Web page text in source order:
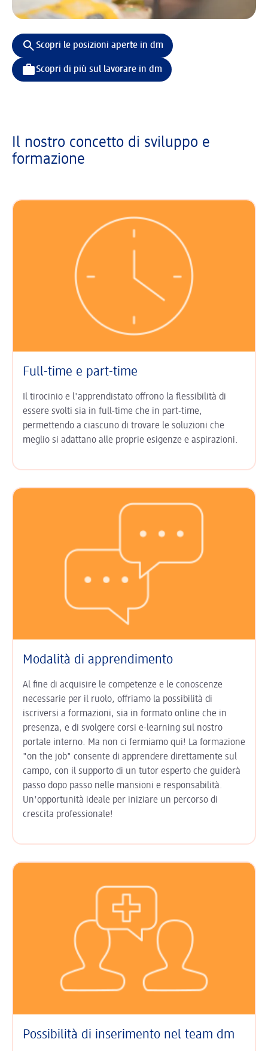
Scopri le posizioni aperte in dm
Scopri di più sul lavorare in dm
Il nostro concetto di sviluppo e
formazione
Full-time e part-time
Il tirocinio e l'apprendistato offrono la flessibilità di
essere svolti sia in full-time che in part-time,
permettendo a ciascuno di trovare le soluzioni che
meglio si adattano alle proprie esigenze e aspirazioni.
Modalità di apprendimento
Al fine di acquisire le competenze e le conoscenze
necessarie per il ruolo, offriamo la possibilità di
iscriversi a formazioni, sia in formato online che in
presenza, e di svolgere corsi e-learning sul nostro
portale interno. Ma non ci fermiamo qui! La formazione
"on the job" consente di apprendere direttamente sul
campo, con il supporto di un tutor esperto che guiderà
passo dopo passo nelle mansioni e responsabilità.
Un'opportunità ideale per iniziare un percorso di
crescita professionale!
Possibilità di inserimento nel team dm